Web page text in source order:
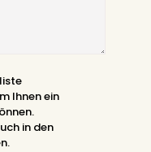
Ihnen ein
in den